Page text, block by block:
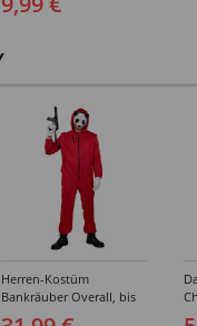
Herren-Kostüm
Bankräuber Overall, bis
190 cm